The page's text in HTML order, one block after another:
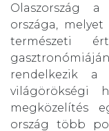
Olaszország
országa,
természeti
rendelkezik a
világörökségi
megközelítés
ország több